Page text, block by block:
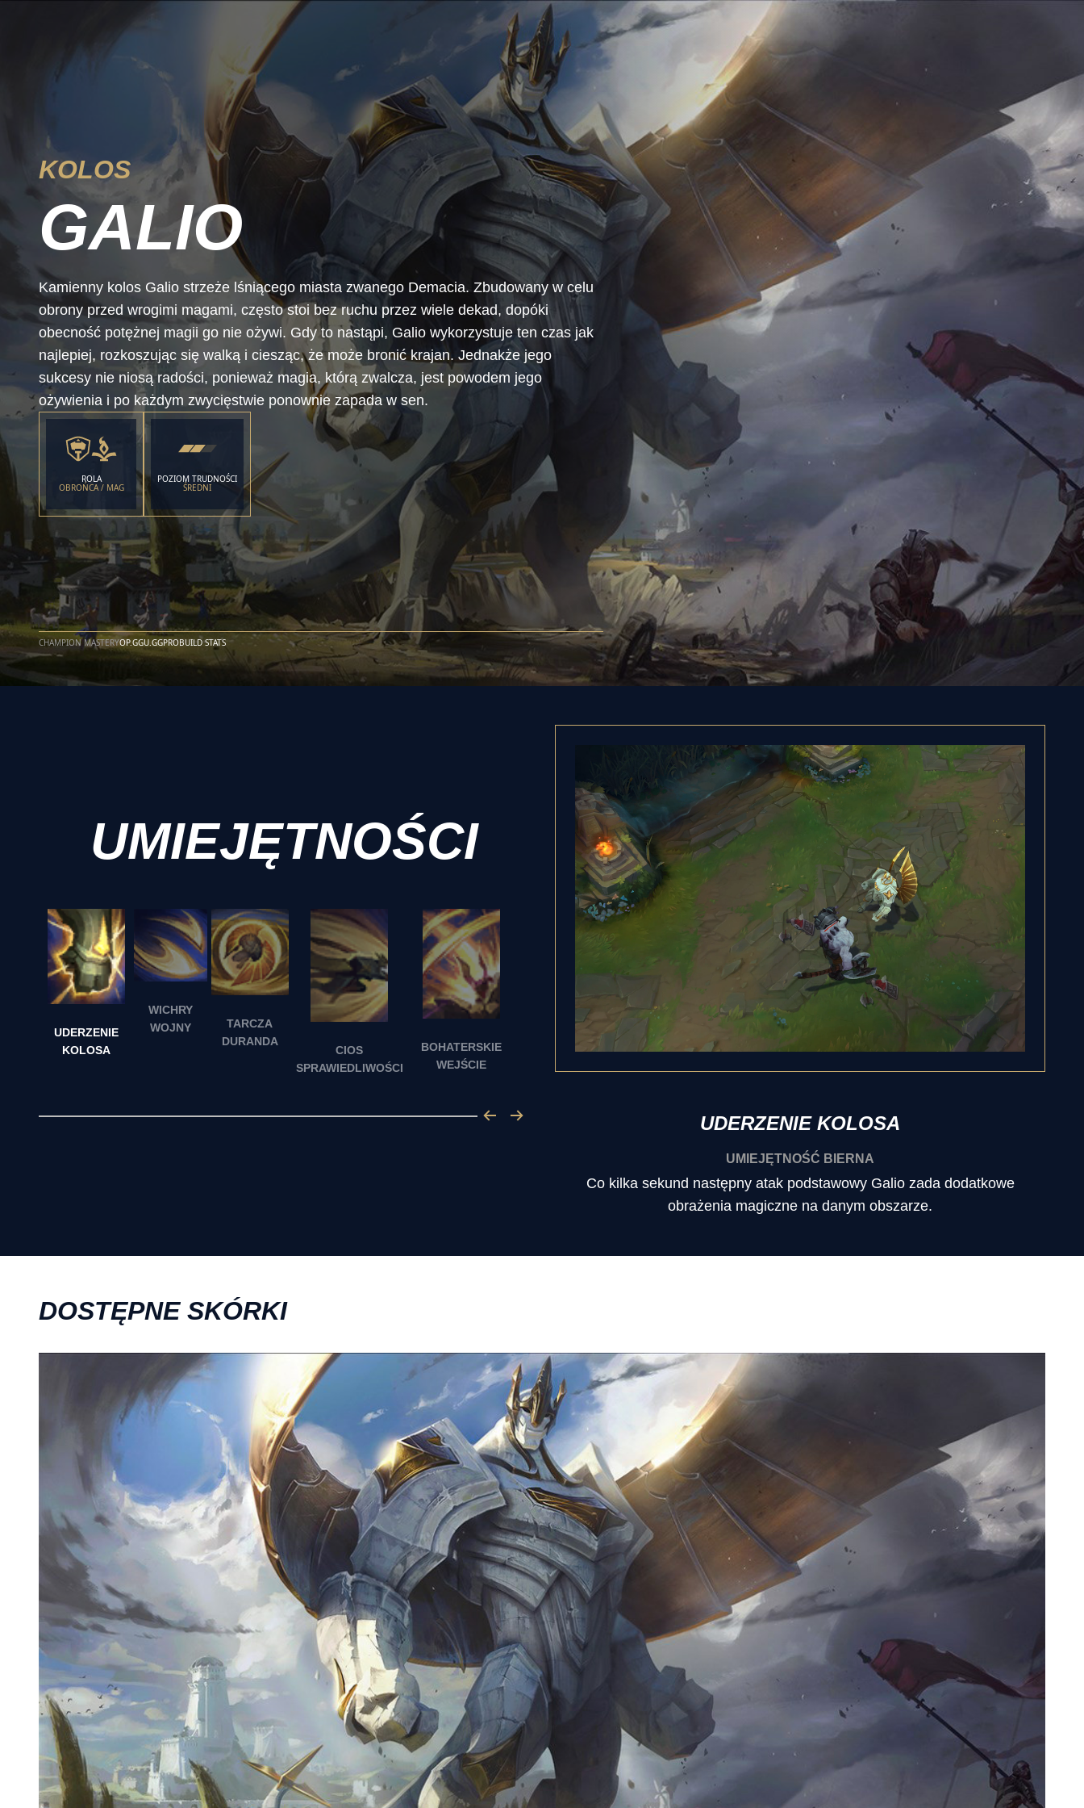
KOLOS
GALIO
Kamienny kolos Galio strzeże lśniącego miasta zwanego Demacia. Zbudowany w celu
obrony przed wrogimi magami, często stoi bez ruchu przez wiele dekad, dopóki
obecność potężnej magii go nie ożywi. Gdy to nastąpi, Galio wykorzystuje ten czas jak
najlepiej, rozkoszując się walką i ciesząc, że może bronić krajan. Jednakże jego
sukcesy nie niosą radości, ponieważ magia, którą zwalcza, jest powodem jego
ożywienia i po każdym zwycięstwie ponownie zapada w sen.
ROLA
OBROŃCA / MAG
POZIOM TRUDNOŚCI
ŚREDNI
CHAMPION MASTERYOP.GGU.GGPROBUILD STATS
UMIEJĘTNOŚCI
UDERZENIE
KOLOSA
WICHRY
WOJNY
TARCZA
DURANDA
CIOS
SPRAWIEDLIWOŚCI
BOHATERSKIE
WEJŚCIE
UDERZENIE KOLOSA
UMIEJĘTNOŚĆ BIERNA
Co kilka sekund następny atak podstawowy Galio zada dodatkowe
obrażenia magiczne na danym obszarze.
DOSTĘPNE SKÓRKI